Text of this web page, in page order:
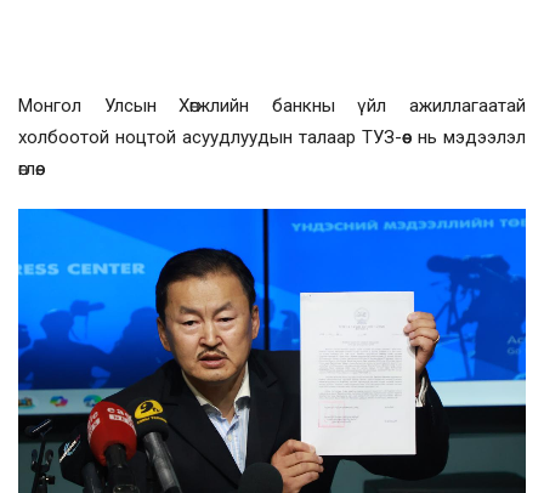
Монгол Улсын Хөгжлийн банкны үйл ажиллагаатай
холбоотой ноцтой асуудлуудын талаар ТУЗ-өөс нь мэдээлэл
өглөө.